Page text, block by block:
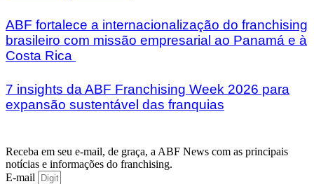
ABF fortalece a internacionalização do franchising
brasileiro com missão empresarial ao Panamá e à
Costa Rica
7 insights da ABF Franchising Week 2026 para
expansão sustentável das franquias
Receba em seu e-mail, de graça, a ABF News com as principais
notícias e informações do franchising.
E-mail